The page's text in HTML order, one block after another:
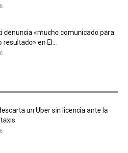
denuncia «mucho comunicado para
resultado» en El...
un Uber sin licencia ante la